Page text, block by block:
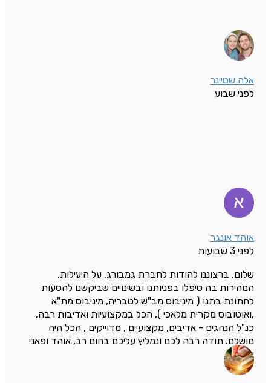
אלה שטיינר
לפני שבוע
אוהד אונגר
לפני 3 שבועות
שלום, ברצוננו להודות לחברת גמבורג, על היעילות,
המהירות בה טיפלו בפניותנו ובשינויים שביקשנו להסעות
לחתונת בתנו ( מיניבוס מב"ש לטבריה, מיניבוס מת"א
,ואוטובוס מקרית מלאכי ), הכל במקצועיות ואדיבות רבה,
כנ"ל הנהגים - אדיבים, מקצועיים , מדוייקים , הכל היה
מושלם. תודה רבה לכם ונמליץ עליכם בחום רב, אוהד ופאני
אונגר